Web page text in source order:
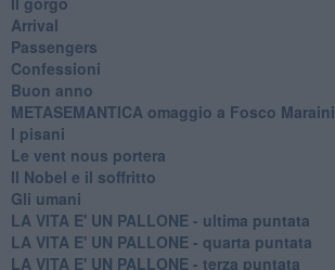
Arrival
Passengers
Confessioni
Buon anno
METASEMANTICA omaggio a Fosco Maraini
I pisani
Le vent nous portera
Il Nobel e il soffritto
Gli umani
LA VITA E' UN PALLONE - ultima puntata
LA VITA E' UN PALLONE - quarta puntata
LA VITA E' UN PALLONE - terza puntata